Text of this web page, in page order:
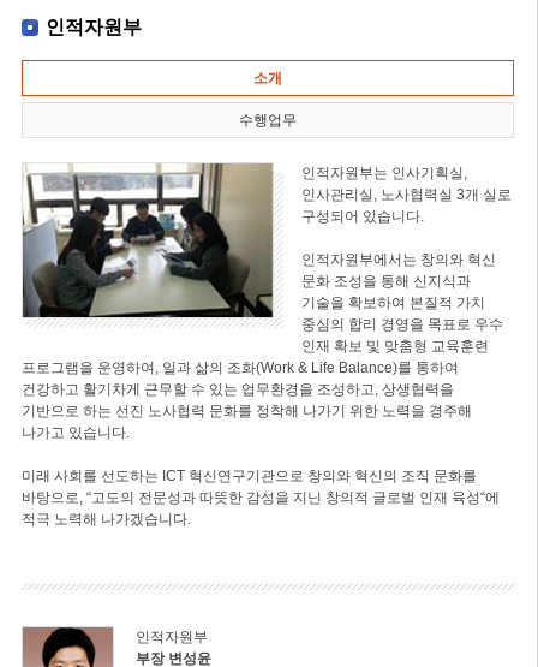
인적자원부
소개
수행업무
인적자원부는 인사기획실,
인사관리실, 노사협력실 3개 실로
구성되어 있습니다.
인적자원부에서는 창의와 혁신
문화 조성을 통해 신지식과
기술을 확보하여 본질적 가치
중심의 합리 경영을 목표로 우수
인재 확보 및 맞춤형 교육훈련
프로그램을 운영하여, 일과 삶의 조화(Work & Life Balance)를 통하여
건강하고 활기차게 근무할 수 있는 업무환경을 조성하고, 상생협력을
기반으로 하는 선진 노사협력 문화를 정착해 나가기 위한 노력을 경주해
나가고 있습니다.
미래 사회를 선도하는 ICT 혁신연구기관으로 창의와 혁신의 조직 문화를
바탕으로, “고도의 전문성과 따뜻한 감성을 지닌 창의적 글로벌 인재 육성“에
적극 노력해 나가겠습니다.
인적자원부
부장 변성윤